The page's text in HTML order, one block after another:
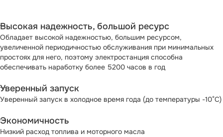
Высокая надежность, большой ресурс
Обладает высокой надежностью, большим ресурсом,
увеличенной периодичностью обслуживания при минимальных
простоях для него, поэтому электростанция способна
обеспечивать наработку болеe 5200 часов в год
Уверенный запуск
Уверенный запуск в холодное время года (до температуры -10°С)
Экономичность
Низкий расход топлива и моторного масла